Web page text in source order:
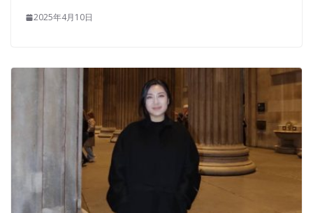
2025年4月10日